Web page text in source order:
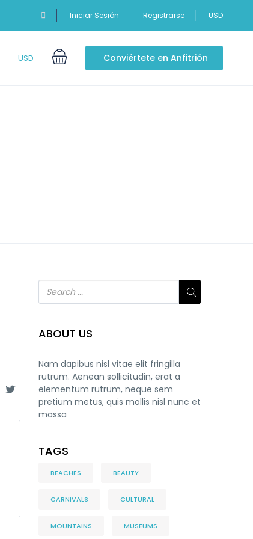
Iniciar Sesión Registrarse USD
USD Conviértete en Anfitrión
ABOUT US
Nam dapibus nisl vitae elit fringilla
rutrum. Aenean sollicitudin, erat a
elementum rutrum, neque sem
pretium metus, quis mollis nisl nunc et
massa
TAGS
BEACHES BEAUTY
CARNIVALS CULTURAL
MOUNTAINS MUSEUMS